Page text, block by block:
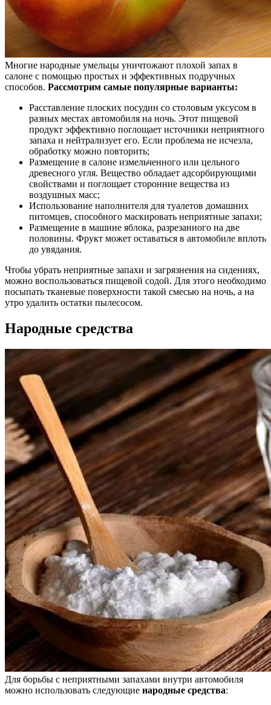
Многие народные умельцы уничтожают плохой запах в
салоне с помощью простых и эффективных подручных
способов. Рассмотрим самые популярные варианты:
Расставление плоских посудин со столовым уксусом в
разных местах автомобиля на ночь. Этот пищевой
продукт эффективно поглощает источники неприятного
запаха и нейтрализует его. Если проблема не исчезла,
обработку можно повторить;
Размещение в салоне измельченного или цельного
древесного угля. Вещество обладает адсорбирующими
свойствами и поглощает сторонние вещества из
воздушных масс;
Использование наполнителя для туалетов домашних
питомцев, способного маскировать неприятные запахи;
Размещение в машине яблока, разрезанного на две
половины. Фрукт может оставаться в автомобиле вплоть
до увядания.
Чтобы убрать неприятные запахи и загрязнения на сидениях,
можно воспользоваться пищевой содой. Для этого необходимо
посыпать тканевые поверхности такой смесью на ночь, а на
утро удалить остатки пылесосом.
Народные средства
Для борьбы с неприятными запахами внутри автомобиля
можно использовать следующие народные средства: